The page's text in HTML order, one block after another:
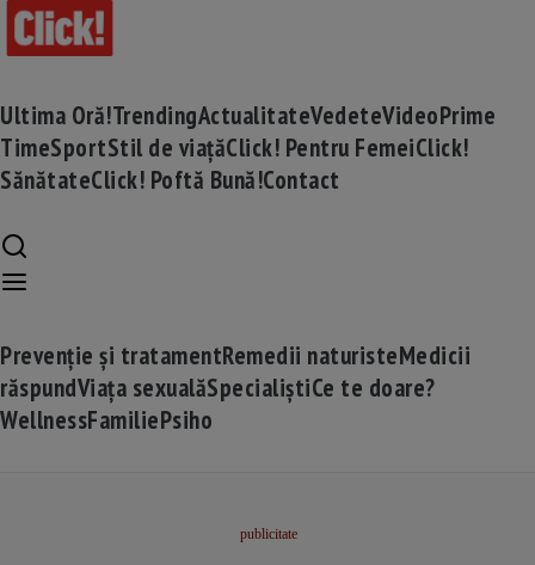
Ultima Oră!TrendingActualitateVedeteVideoPrime
TimeSportStil de viațăClick! Pentru FemeiClick!
SănătateClick! Poftă Bună!Contact
Prevenție și tratamentRemedii naturisteMedicii
răspundViața sexualăSpecialiștiCe te doare?
WellnessFamiliePsiho